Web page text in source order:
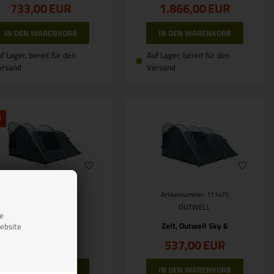
733,00EUR
Lager, bereit für den
1.866,00EUR
Auf Lager, bereit für den
Versand
Zelt, Outwell Sky 5
Artikelnummer: 111475
OUTWELL
Zelt, Outwell Sky 6
537,00EUR